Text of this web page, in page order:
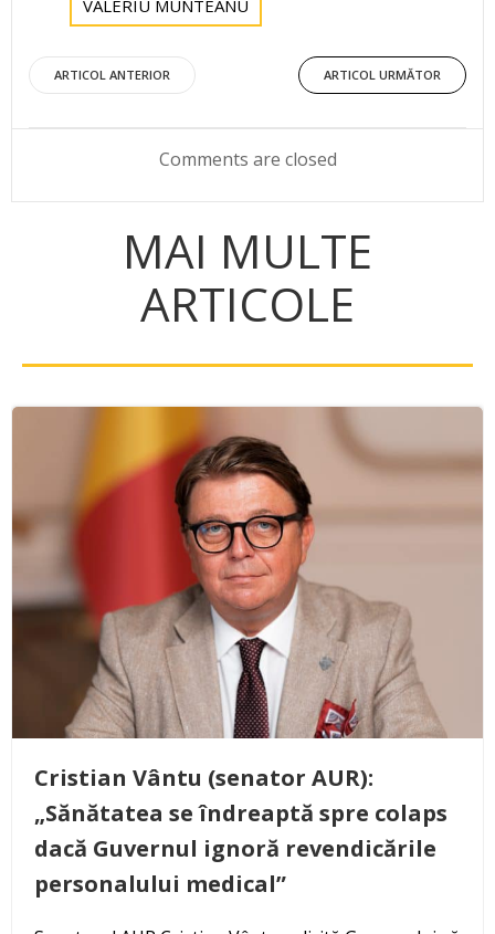
VALERIU MUNTEANU
Post
navigation
ARTICOL ANTERIOR
Post
navigation
ARTICOL URMĂTOR
Comments are closed
MAI MULTE
ARTICOLE
Cristian Vântu (senator AUR):
„Sănătatea se îndreaptă spre colaps
dacă Guvernul ignoră revendicările
personalului medical”